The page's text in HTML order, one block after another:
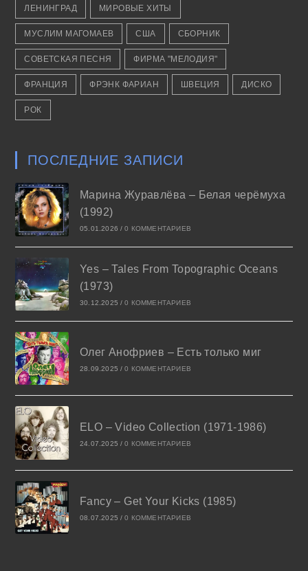
ЛЕНИНГРАД МИРОВЫЕ ХИТЫ
МУСЛИМ МАГОМАЕВ США СБОРНИК
СОВЕТСКАЯ ПЕСНЯ ФИРМА "МЕЛОДИЯ"
ФРАНЦИЯ ФРЭНК ФАРИАН ШВЕЦИЯ ДИСКО
РОК
ПОСЛЕДНИЕ ЗАПИСИ
Марина Журавлёва – Белая черёмуха
(1992)
05.01.2026 / 0 КОММЕНТАРИЕВ
Yes – Tales From Topographic Oceans
(1973)
30.12.2025 / 0 КОММЕНТАРИЕВ
Олег Анофриев – Есть только миг
28.09.2025 / 0 КОММЕНТАРИЕВ
ELO – Video Collection (1971-1986)
24.07.2025 / 0 КОММЕНТАРИЕВ
Fancy – Get Your Kicks (1985)
08.07.2025 / 0 КОММЕНТАРИЕВ